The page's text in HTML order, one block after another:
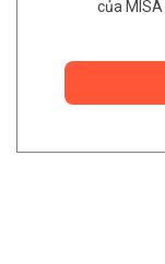
của MISA